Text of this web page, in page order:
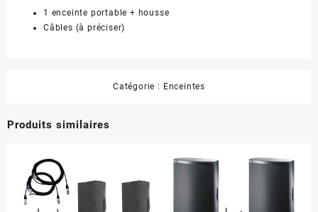
1 enceinte portable + housse
Câbles (à préciser)
Catégorie : Enceintes
Produits similaires